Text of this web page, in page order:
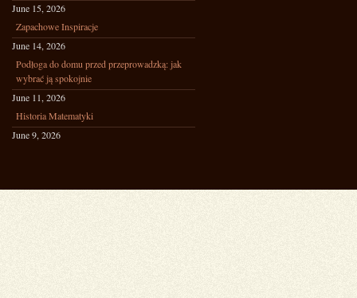
June 15, 2026
Zapachowe Inspiracje
June 14, 2026
Podłoga do domu przed przeprowadzką: jak
wybrać ją spokojnie
June 11, 2026
Historia Matematyki
June 9, 2026